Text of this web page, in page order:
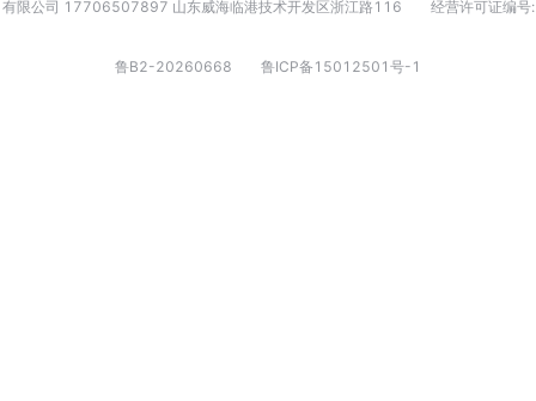
有限公司 17706507897 山东威海临港技术开发区浙江路116 经营许可证编号:
鲁B2-20260668 鲁ICP备15012501号-1